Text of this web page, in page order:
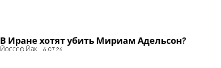
В Иране хотят убить Мириам Адельсон?
Йоссеф Йак 6.07.26